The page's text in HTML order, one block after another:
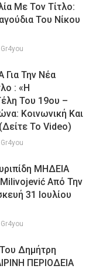
Με Τον Τίτλο:
Του Νίκου
Gr4you
Για Την Νέα
: «Η
Του 19ου –
Κοινωνική Και
Το Video)
Gr4you
ΜΗΔΕΙΑ
Από Την
31 Ιουλίου
Gr4you
Δημήτρη
ΠΕΡΙΟΔΕΙΑ